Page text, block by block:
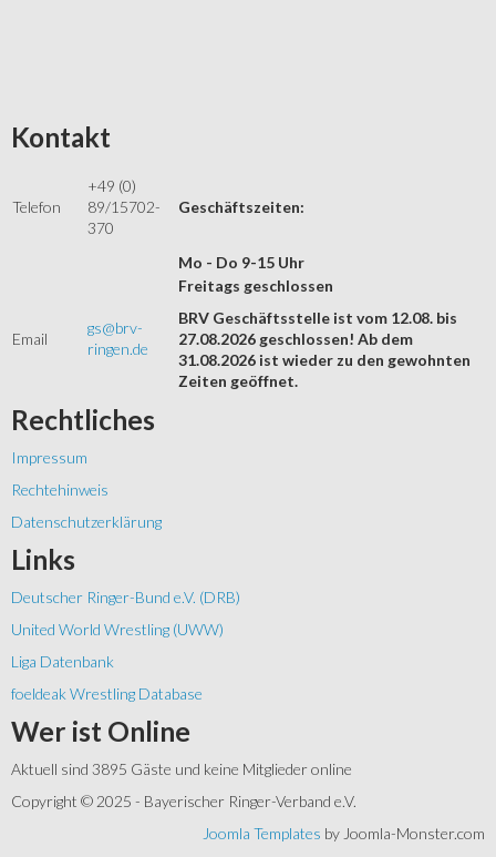
Kontakt
Telefon
+49 (0)
89/15702-
370
Geschäftszeiten:
Mo - Do 9-15 Uhr
Email
gs@brv-
ringen.de
Freitags geschlossen
BRV Geschäftsstelle ist vom 12.08. bis
27.08.2026 geschlossen! Ab dem
31.08.2026 ist wieder zu den gewohnten
Zeiten geöffnet.
Rechtliches
Impressum
Rechtehinweis
Datenschutzerklärung
Links
Deutscher Ringer-Bund e.V. (DRB)
United World Wrestling (UWW)
Liga Datenbank
foeldeak Wrestling Database
Wer ist Online
Aktuell sind 3895 Gäste und keine Mitglieder online
Copyright © 2025 - Bayerischer Ringer-Verband e.V.
Joomla Templates by Joomla-Monster.com